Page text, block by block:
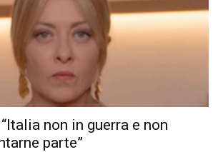
non in guerra e non
parte”